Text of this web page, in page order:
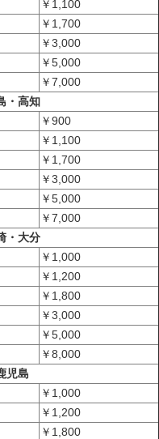
￥1,100
￥1,700
￥3,000
￥5,000
￥7,000
・高知
￥900
￥1,100
￥1,700
￥3,000
￥5,000
￥7,000
・大分
￥1,000
￥1,200
￥1,800
￥3,000
￥5,000
￥8,000
児島
￥1,000
￥1,200
￥1,800